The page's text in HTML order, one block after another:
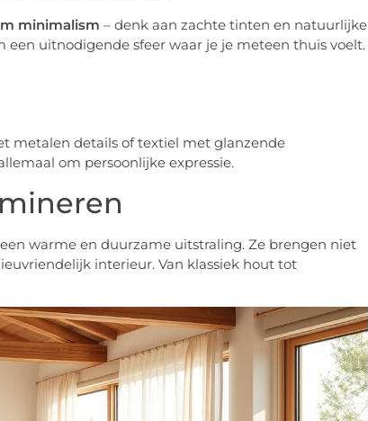
minimalism – denk aan zachte tinten en natuurlijke
uitnodigende sfeer waar je je meteen thuis voelt.
metalen details of textiel met glanzende
om persoonlijke expressie.
warme en duurzame uitstraling. Ze brengen niet
interieur. Van klassiek hout tot